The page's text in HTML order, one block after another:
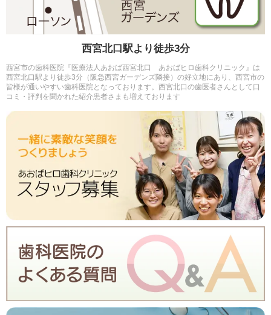
西宮北口駅より徒歩3分
西宮市の歯科医院『医療法人あおば西宮北口 あおばヒロ歯科クリニック』は
西宮北口駅より徒歩3分（阪急西宮ガーデンズ隣接）の好立地にあり、西宮市の
皆様が通いやすい歯科医院となっております。西宮北口の歯医者さんとして口
コミ・評判を聞かれた紹介患者さまも増えております